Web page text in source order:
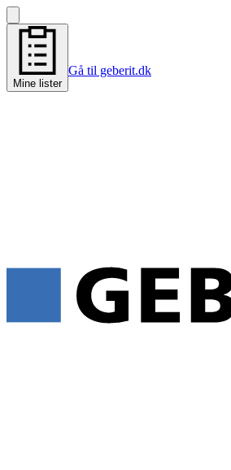
Mine lister
Gå til geberit.dk